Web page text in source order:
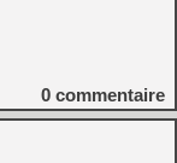
0 commentaire